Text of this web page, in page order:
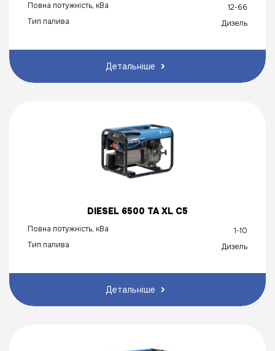
Повна потужність, кВа
12-66
Тип палива
Дизель
Детальніше
DIESEL 6500 TA XL C5
Повна потужність, кВа
1-10
Тип палива
Дизель
Детальніше